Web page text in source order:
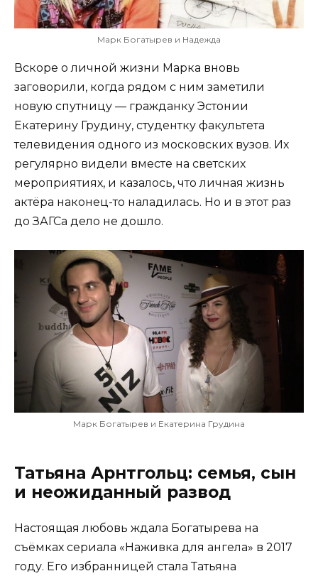
Марк Богатырев и Надежда
Вскоре о личной жизни Марка вновь
заговорили, когда рядом с ним заметили
новую спутницу — гражданку Эстонии
Екатерину Грудину, студентку факультета
телевидения одного из московских вузов. Их
регулярно видели вместе на светских
мероприятиях, и казалось, что личная жизнь
актёра наконец-то наладилась. Но и в этот раз
до ЗАГСа дело не дошло.
Марк Богатырев и Екатерина Грудина
Татьяна Арнтгольц: семья, сын
и неожиданный развод
Настоящая любовь ждала Богатырева на
съёмках сериала «Наживка для ангела» в 2017
году. Его избранницей стала Татьяна